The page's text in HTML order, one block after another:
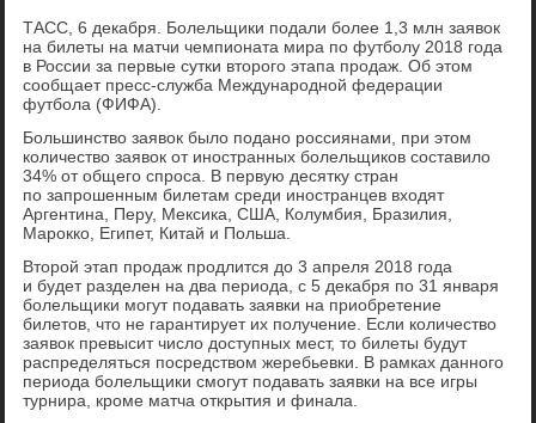
ТАСС, 6 декабря. Болельщики подали более 1,3 млн заявок
на билеты на матчи чемпионата мира по футболу 2018 года
в России за первые сутки второго этапа продаж. Об этом
сообщает пресс-служба Международной федерации
футбола (ФИФА).
Большинство заявок было подано россиянами, при этом
количество заявок от иностранных болельщиков составило
34% от общего спроса. В первую десятку стран
по запрошенным билетам среди иностранцев входят
Аргентина, Перу, Мексика, США, Колумбия, Бразилия,
Марокко, Египет, Китай и Польша.
Второй этап продаж продлится до 3 апреля 2018 года
и будет разделен на два периода, с 5 декабря по 31 января
болельщики могут подавать заявки на приобретение
билетов, что не гарантирует их получение. Если количество
заявок превысит число доступных мест, то билеты будут
распределяться посредством жеребьевки. В рамках данного
периода болельщики смогут подавать заявки на все игры
турнира, кроме матча открытия и финала.